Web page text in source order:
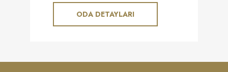
ODA DETAYLARI